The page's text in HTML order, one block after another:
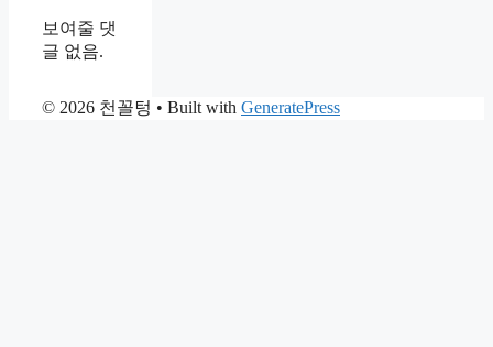
보여줄 댓
글 없음.
© 2026 천꼴텅 • Built with GeneratePress